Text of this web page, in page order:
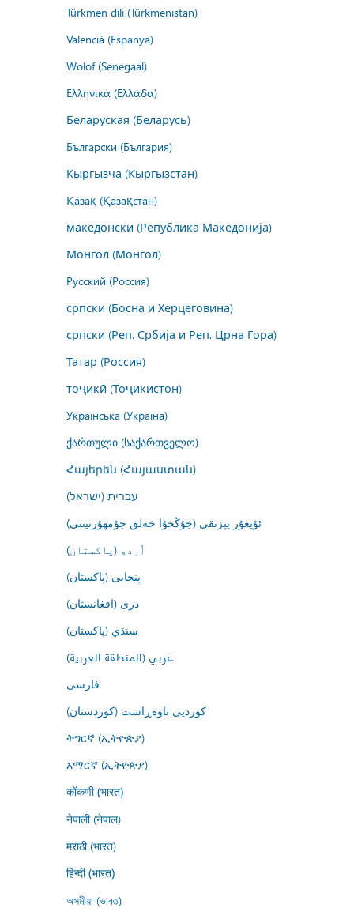
Türkmen dili (Türkmenistan)
Valencià (Espanya)
Wolof (Senegaal)
Ελληνικά (Ελλάδα)
Беларуская (Беларусь)
Български (България)
Кыргызча (Кыргызстан)
Қазақ (Қазақстан)
македонски (Република Македонија)
Монгол (Монгол)
Русский (Россия)
српски (Босна и Херцеговина)
српски (Реп. Србија и Реп. Црна Гора)
Татар (Россия)
тоҷикӣ (Тоҷикистон)
Українська (Україна)
ქართული (საქართველო)
Հայերեն (Հայաստան)
עברית (ישראל)
ئۇيغۇر يېزىقى (جۇڭخۇا خەلق جۇمھۇرىيىتى)
اُردو (پاکستان)
پنجابی (پاکستان)
درى (افغانستان)
سنڌي (پاکستان)
عربي (المنطقة العربية)
فارسى
کوردیی ناوەڕاست (کوردستان)
ትግርኛ (ኢትዮጵያ)
አማርኛ (ኢትዮጵያ)
कोंकणी (भारत)
नेपाली (नेपाल)
मराठी (भारत)
हिन्दी (भारत)
অসমীয়া (ভাৰত)